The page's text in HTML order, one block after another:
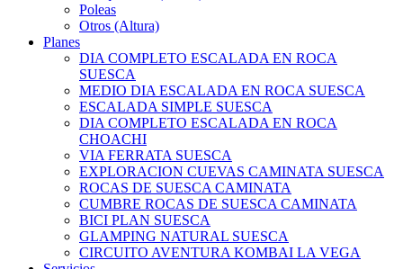
Poleas
Otros (Altura)
Planes
DIA COMPLETO ESCALADA EN ROCA
SUESCA
MEDIO DIA ESCALADA EN ROCA SUESCA
ESCALADA SIMPLE SUESCA
DIA COMPLETO ESCALADA EN ROCA
CHOACHI
VIA FERRATA SUESCA
EXPLORACION CUEVAS CAMINATA SUESCA
ROCAS DE SUESCA CAMINATA
CUMBRE ROCAS DE SUESCA CAMINATA
BICI PLAN SUESCA
GLAMPING NATURAL SUESCA
CIRCUITO AVENTURA KOMBAI LA VEGA